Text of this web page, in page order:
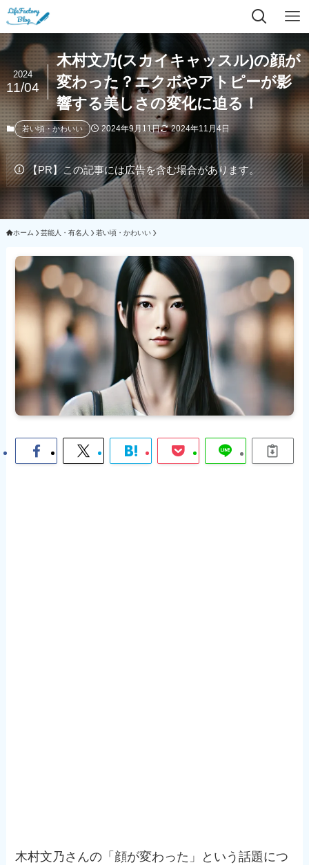
木村文乃(スカイキャッスル)の顔が
変わった？エクボやアトピーが影
響する美しさの変化に迫る！
2024
11/04
若い頃・かわいい 2024年9月11日 2024年11月4日
【PR】この記事には広告を含む場合があります。
ホーム 芸能人・有名人 若い頃・かわいい
木村文乃さんの「顔が変わった」という話題につ